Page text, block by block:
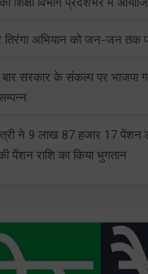
तिरंगा अभियान को जन-जन तक
बार सरकार के संकल्प पर भाजपा
ने 9 लाख 87 हजार 17 पेंशन
पेंशन राशि का किया भुगतान